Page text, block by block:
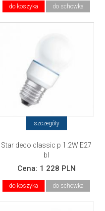
do koszyka do schowka
szczegóły
Star deco classic p 1.2W E27
bl
Cena: 1 228 PLN
do koszyka do schowka